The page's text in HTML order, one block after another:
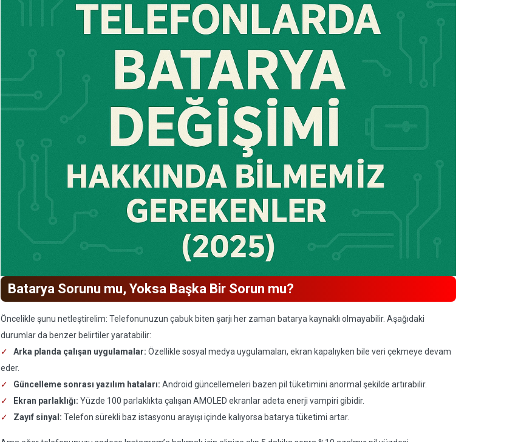
Batarya Sorunu mu, Yoksa Başka Bir Sorun mu?
Öncelikle şunu netleştirelim: Telefonunuzun çabuk biten şarjı her zaman batarya kaynaklı olmayabilir. Aşağıdaki
durumlar da benzer belirtiler yaratabilir:
Arka planda çalışan uygulamalar: Özellikle sosyal medya uygulamaları, ekran kapalıyken bile veri çekmeye devam
eder.
Güncelleme sonrası yazılım hataları: Android güncellemeleri bazen pil tüketimini anormal şekilde artırabilir.
Ekran parlaklığı: Yüzde 100 parlaklıkta çalışan AMOLED ekranlar adeta enerji vampiri gibidir.
Zayıf sinyal: Telefon sürekli baz istasyonu arayışı içinde kalıyorsa batarya tüketimi artar.